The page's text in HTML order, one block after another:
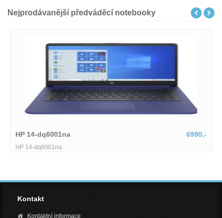
Nejprodávanější předváděcí notebooky
HP 14-dq6001na 6990,-
HP 14-dq6001na
Kontakt
Kontaktní informace